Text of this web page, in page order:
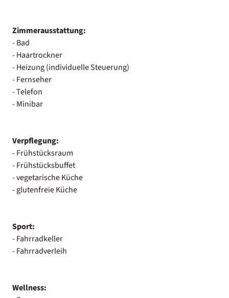
Zimmerausstattung:
- Bad
- Haartrockner
- Heizung (individuelle Steuerung)
- Fernseher
- Telefon
- Minibar
Verpflegung:
- Frühstücksraum
- Frühstücksbuffet
- vegetarische Küche
- glutenfreie Küche
Sport:
- Fahrradkeller
- Fahrradverleih
Wellness: